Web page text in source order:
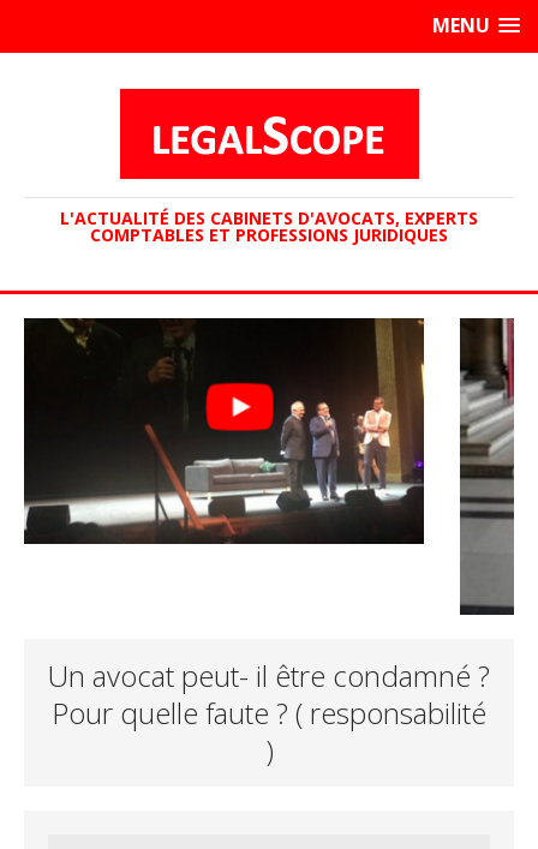
MENU
L'ACTUALITÉ DES CABINETS D'AVOCATS, EXPERTS
COMPTABLES ET PROFESSIONS JURIDIQUES
Un avocat peut- il être condamné ?
Pour quelle faute ? ( responsabilité
)